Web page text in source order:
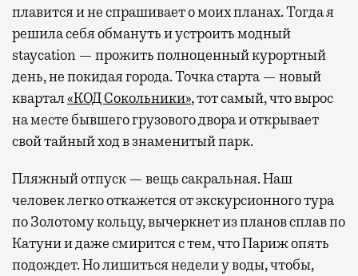
плавится и не спрашивает о моих планах. Тогда я
решила себя обмануть и устроить модный
staycation — прожить полноценный курортный
день, не покидая города. Точка старта — новый
квартал«КОД Сокольники», тот самый, что вырос
на месте бывшего грузового двора и открывает
свой тайный ход в знаменитый парк.
Пляжный отпуск — вещь сакральная. Наш
человек легко откажется от экскурсионного тура
по Золотому кольцу, вычеркнет из планов сплав по
Катуни и даже смирится с тем, что Париж опять
подождет. Но лишиться недели у воды, чтобы,